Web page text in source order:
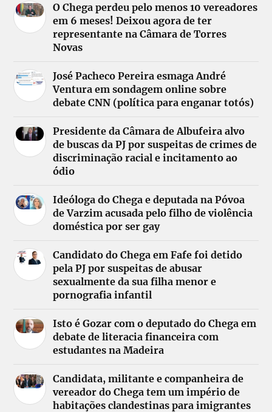
O Chega perdeu pelo menos 10 vereadores
em 6 meses! Deixou agora de ter
representante na Câmara de Torres
Novas
José Pacheco Pereira esmaga André
Ventura em sondagem online sobre
debate CNN (política para enganar totós)
Presidente da Câmara de Albufeira alvo
de buscas da PJ por suspeitas de crimes de
discriminação racial e incitamento ao
ódio
Ideóloga do Chega e deputada na Póvoa
de Varzim acusada pelo filho de violência
doméstica por ser gay
Candidato do Chega em Fafe foi detido
pela PJ por suspeitas de abusar
sexualmente da sua filha menor e
pornografia infantil
Isto é Gozar com o deputado do Chega em
debate de literacia financeira com
estudantes na Madeira
Candidata, militante e companheira de
vereador do Chega tem um império de
habitações clandestinas para imigrantes